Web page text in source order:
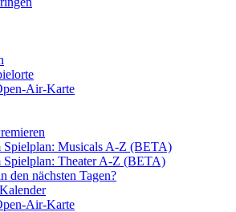
Air-Karte
Musicals A-Z (BETA)
Theater A-Z (BETA)
den nächsten Tagen?
Air-Karte